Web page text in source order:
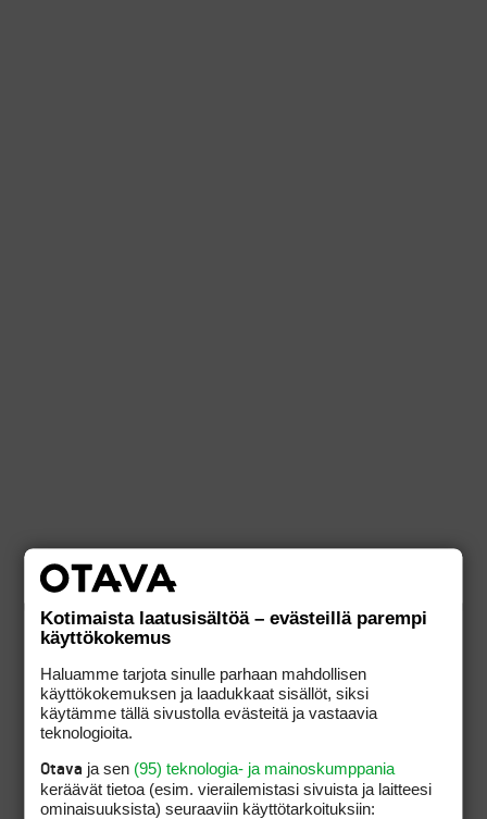
Kotimaista laatusisältöä – evästeillä parempi
käyttökokemus
Haluamme tarjota sinulle parhaan mahdollisen
käyttökokemuksen ja laadukkaat sisällöt, siksi
käytämme tällä sivustolla evästeitä ja vastaavia
teknologioita.
Otava ja sen (95) teknologia- ja mainoskumppania
keräävät tietoa (esim. vierailemis­tasi sivuista ja laitteesi
ominaisuuk­sista) seuraaviin käyttötarkoituksiin: